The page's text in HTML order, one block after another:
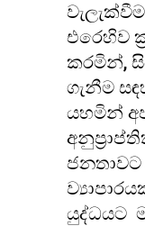
එරෙහිව
කරමින්,
ගැනීම
යහමින්
යුද්ධයට